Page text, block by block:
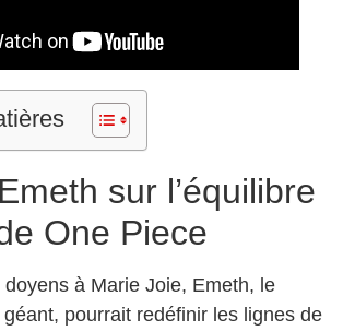
sur l’équilibre
One Piece
à Marie Joie, Emeth, le
pourrait redéfinir les lignes de